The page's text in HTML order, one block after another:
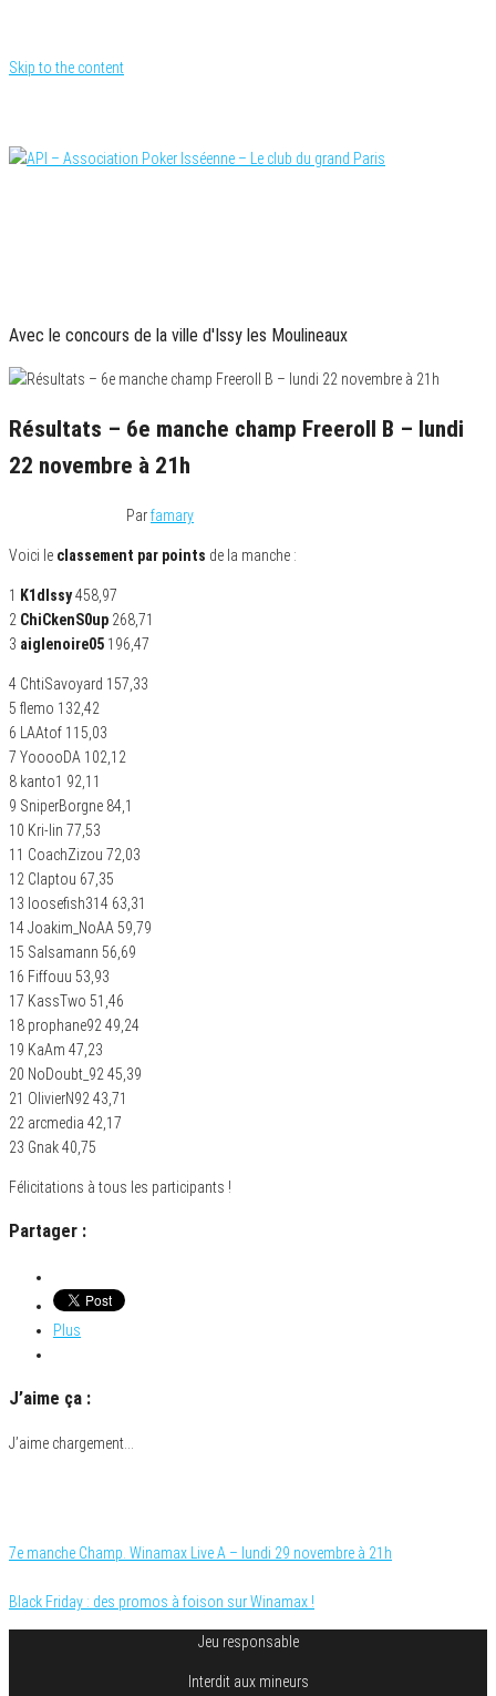
Skip to the content
Avec le concours de la ville d'Issy les Moulineaux
Résultats – 6e manche champ Freeroll B – lundi
22 novembre à 21h
Parfamary
Voici le classement par points de la manche :
1 K1dIssy458,97
2 ChiCkenS0up 268,71
3 aiglenoire05 196,47
4 ChtiSavoyard 157,33
5 flemo 132,42
6 LAAtof 115,03
7 YooooDA 102,12
8 kanto1 92,11
9 SniperBorgne 84,1
10 Kri-lin 77,53
11 CoachZizou 72,03
12 Claptou 67,35
13 loosefish314 63,31
14 Joakim_NoAA 59,79
15 Salsamann 56,69
16 Fiffouu 53,93
17 KassTwo 51,46
18 prophane92 49,24
19 KaAm 47,23
20 NoDoubt_92 45,39
21 OlivierN92 43,71
22 arcmedia 42,17
23 Gnak 40,75
Félicitations à tous les participants !
Partager :
Plus
J’aime ça :
J’aime chargement…
7e manche Champ. Winamax Live A – lundi 29 novembre à 21h
Black Friday : des promos à foison sur Winamax !
Jeu responsable
Interdit aux mineurs